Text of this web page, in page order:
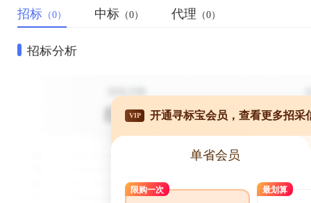
招标 （0） 中标 （0） 代理 （0）
招标分析
VIP 开通寻标宝会员，查看更多招采
单省会员
限购一次 最划算